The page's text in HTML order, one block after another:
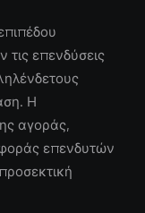
επενδύσεις
Η
αγοράς,
επενδυτών